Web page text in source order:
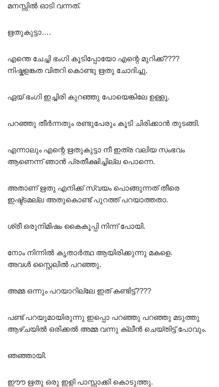
മനസ്സിൽ ഓടി വന്നത്.
ഋതുകുട്ടാ….
എന്തെ ചേച്ചി ഭംഗി കൂടിപ്പോയോ എന്റെ മുറിക്ക്????
നിഷ്കളങ്കത വിതറി കൊണ്ടു ഋതു ചോദിച്ചു.
ഏയ്‌ ഭംഗി ഇച്ചിരി കുറഞ്ഞു പോയെങ്കിലേ ഉള്ളൂ.
പറഞ്ഞു തീർന്നതും രണ്ടുപേരും കൂടി ചിരിക്കാൻ തുടങ്ങി.
എന്നാലും എന്റെ ഋതുകുട്ടാ നീ ഇത്ര വലിയ സംഭവം
ആണെന്ന് ഞാൻ പ്രതീക്ഷിച്ചില്ല പൊന്നെ.
അതാണ് ഋതു എനിക്ക് സ്വയം പൊങ്ങുന്നത് തീരെ
ഇഷ്ട്ടമല്ല അതുകൊണ്ട് പുറത്ത് പറയാത്തതാ.
ശ്രീ ഒരുനിമിഷം കൈകൂപ്പി നിന്ന് പോയി.
നോം നിന്നിൽ കൃതാർത്ഥ ആയിരിക്കുന്നു മകളെ.
അവൾ സ്റ്റൈലിൽ പറഞ്ഞു.
അമ്മ ഒന്നും പറയാറില്ലേ ഇത് കണ്ടിട്ട്????
പണ്ട് പറയുമായിരുന്നു ഇപ്പൊ പറഞ്ഞു പറഞ്ഞു മടുത്തു
ആഴ്ചയിൽ ഒരിക്കൽ അമ്മ വന്നു ക്ലീൻ ചെയ്തിട്ട് പോവും.
ഞഞ്ഞായി.
ഈൗ ഋതു ഒരു ഇളി പാസ്സാക്കി കൊടുത്തു.